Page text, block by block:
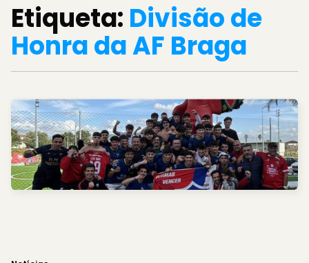
Etiqueta: Divisão de
Honra da AF Braga